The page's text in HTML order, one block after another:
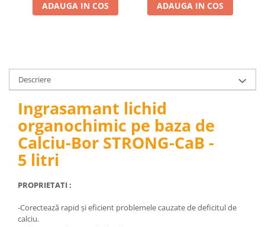
Freza de zapada
ADAUGA IN COS ADAUGA IN COS
Descriere
Ingrasamant lichid
organochimic pe baza de
Calciu-Bor STRONG-CaB -
5 litri
PROPRIETATI :
-Corectează rapid și eficient problemele cauzate de deficitul de
calciu.